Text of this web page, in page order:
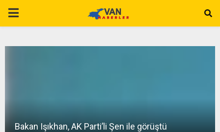
P
Bakan Işıkhan, AK Parti’li Şen ile görüştü